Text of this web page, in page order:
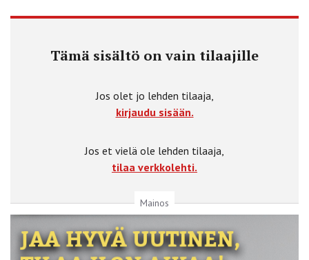
Tämä sisältö on vain tilaajille
Jos olet jo lehden tilaaja,
kirjaudu sisään.
Jos et vielä ole lehden tilaaja,
tilaa verkkolehti.
Mainos